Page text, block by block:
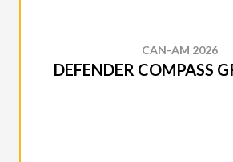
CAN-AM 2026
DEFENDER COMPASS